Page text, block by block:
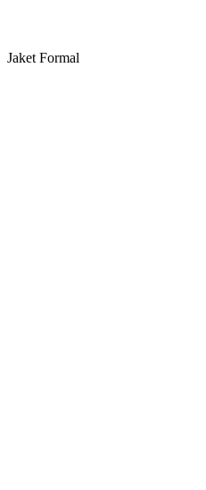
Jaket Formal